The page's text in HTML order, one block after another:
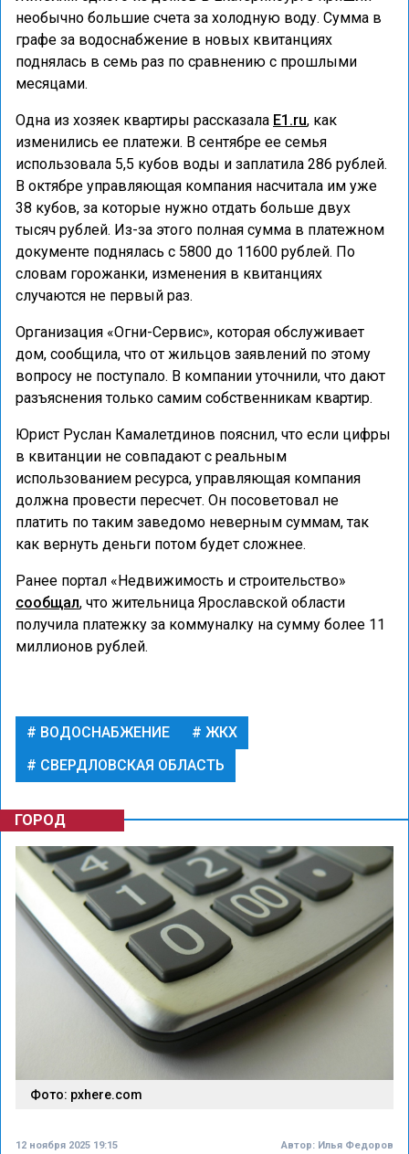
необычно большие счета за холодную воду. Сумма в
графе за водоснабжение в новых квитанциях
поднялась в семь раз по сравнению с прошлыми
месяцами.
Одна из хозяек квартиры рассказала E1.ru, как
изменились ее платежи. В сентябре ее семья
использовала 5,5 кубов воды и заплатила 286 рублей.
В октябре управляющая компания насчитала им уже
38 кубов, за которые нужно отдать больше двух
тысяч рублей. Из-за этого полная сумма в платежном
документе поднялась с 5800 до 11600 рублей. По
словам горожанки, изменения в квитанциях
случаются не первый раз.
Организация «Огни-Сервис», которая обслуживает
дом, сообщила, что от жильцов заявлений по этому
вопросу не поступало. В компании уточнили, что дают
разъяснения только самим собственникам квартир.
Юрист Руслан Камалетдинов пояснил, что если цифры
в квитанции не совпадают с реальным
использованием ресурса, управляющая компания
должна провести пересчет. Он посоветовал не
платить по таким заведомо неверным суммам, так
как вернуть деньги потом будет сложнее.
Ранее портал «Недвижимость и строительство»
сообщал, что жительница Ярославской области
получила платежку за коммуналку на сумму более 11
миллионов рублей.
ВОДОСНАБЖЕНИЕ
ЖКХ
СВЕРДЛОВСКАЯ ОБЛАСТЬ
ГОРОД
Фото: pxhere.com
12 ноября 2025 19:15 Автор: Илья Федоров